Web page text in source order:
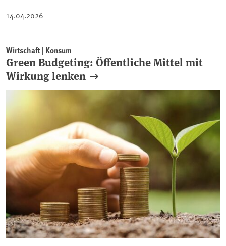
14.04.2026
Wirtschaft | Konsum
Green Budgeting: Öffentliche Mittel mit
Wirkung lenken